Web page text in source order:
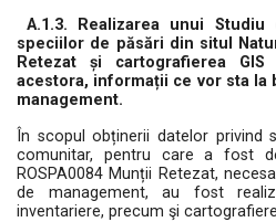
A.1.3. Realizarea unui
speciilor de păsări din situl
Retezat și cartografierea
acestora, informații ce vor sta la
management.
În scopul obținerii datelor privind
comunitar, pentru care a fost
ROSPA0084 Munții Retezat,
de management, au fost
inventariere, precum şi